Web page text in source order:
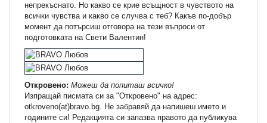
непрекъснато. Но какво се крие всъщност в чувството на
всички чувства и какво се случва с теб? Какъв по-добър
момент да потърсиш отговора на тези въпроси от
подготовката на Свети Валентин!
Откровено: Можеш да попиташ всичко!
Изпращай писмата си за "Откровено" на адрес:
otkroveno(at)bravo.bg. Не забравяй да напишеш името и
годините си! Редакцията си запазва правото да публикува